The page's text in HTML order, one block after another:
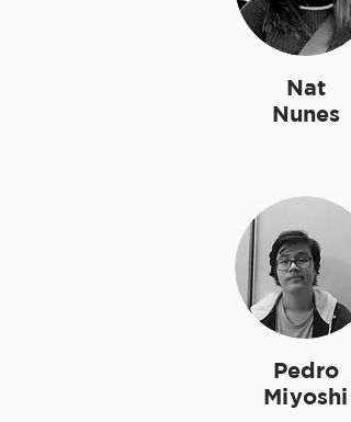
Nat
Nunes
Pedro
Miyoshi